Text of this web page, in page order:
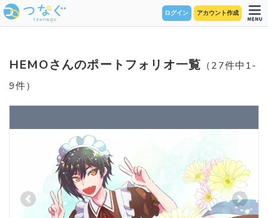
ログイン アカウント作成
HEMOさんのポートフォリオ一覧 （27件中1-
9件）
Previous Next